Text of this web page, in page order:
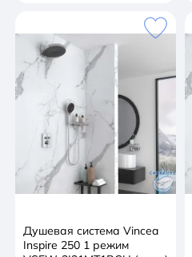
Душевая система Vincea
Inspire 250 1 режим